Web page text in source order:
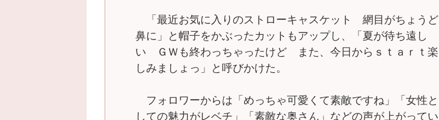
「最近お気に入りのストローキャスケット 網目がちょうど
鼻に」と帽子をかぶったカットもアップし、「夏が待ち遠し
い ＧＷも終わっちゃったけど また、今日からｓｔａｒｔ楽
しみましょっ」と呼びかけた。
フォロワーからは「めっちゃ可愛くて素敵ですね」「女性と
しての魅力がレベチ」「素敵な奥さん」などの声が上がってい